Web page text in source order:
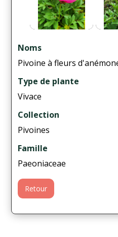
Noms
Pivoine à fleurs
Type de plante
Vivace
Collection
Pivoines
Famille
Paeoniaceae
Retour